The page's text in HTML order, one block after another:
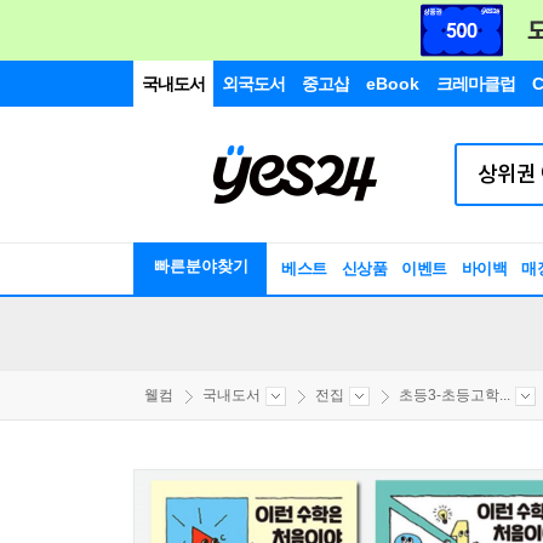
국내도서 외국도서 중고샵 eBook 크레마클럽
빠른분야찾기 베스트 신상품 이벤트 바이백 매
웰컴 국내도서 전집 초등3-초등고학...